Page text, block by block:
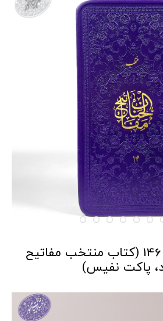
مجموعه نفیس کد 146 (کتاب منتخب مفاتیح
پاکت نفیس)